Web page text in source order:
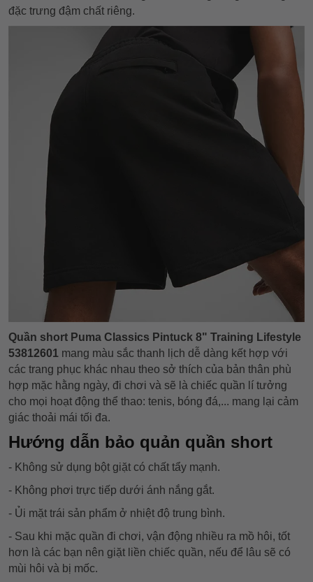
đặc trưng đậm chất riêng.
Quần short Puma Classics Pintuck 8" Training Lifestyle
53812601 mang màu sắc thanh lịch dễ dàng kết hợp với
các trang phục khác nhau theo sở thích của bản thân phù
hợp mặc hằng ngày, đi chơi và sẽ là chiếc quần lí tưởng
cho mọi hoạt động thể thao: tenis, bóng đá,... mang lại cảm
giác thoải mái tối đa.
Hướng dẫn bảo quản quần short
- Không sử dụng bột giặt có chất tẩy mạnh.
- Không phơi trực tiếp dưới ánh nắng gắt.
- Ủi mặt trái sản phẩm ở nhiệt độ trung bình.
- Sau khi mặc quần đi chơi, vận động nhiều ra mồ hôi, tốt
hơn là các bạn nên giặt liền chiếc quần, nếu để lâu sẽ có
mùi hôi và bị mốc.